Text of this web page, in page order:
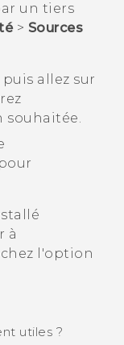
un tiers
> Sources
allez sur
à
l'option
utiles ?